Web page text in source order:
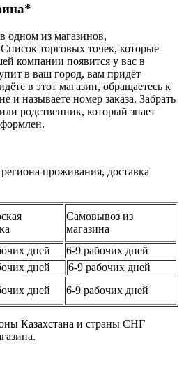
одном из магазинов,
торговых точек, которые
компании появится у вас в
в ваш город, вам придёт
в этот магазин, обращаетесь к
и называете номер заказа. Забрать
родственник, который знает
проживания, доставка
Самовывоз из
магазина
дней
6-9 рабочих дней
дней
6-9 рабочих дней
дней 6-9 рабочих дней
Казахстана и страны СНГ